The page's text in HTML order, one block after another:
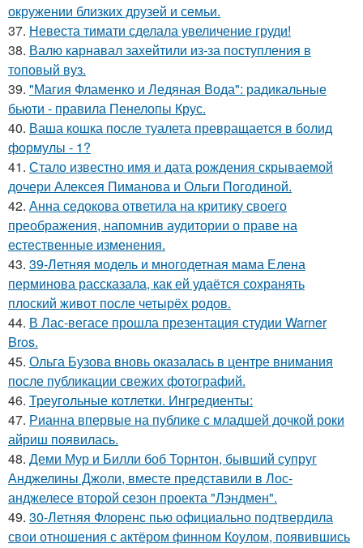
окружении близких друзей и семьи.
37. Невеста тимати сделала увеличение груди!
38. Валю карнавал захейтили из-за поступления в
топовый вуз.
39. "Магия Фламенко и Ледяная Вода": радикальные
бьюти - правила Пенелопы Крус.
40. Ваша кошка после туалета превращается в болид
формулы - 1?
41. Стало известно имя и дата рождения скрываемой
дочери Алексея Пиманова и Ольги Погодиной.
42. Анна седокова ответила на критику своего
преображения, напомнив аудитории о праве на
естественные изменения.
43. 39-Летняя модель и многодетная мама Елена
перминова рассказала, как ей удаётся сохранять
плоский живот после четырёх родов.
44. В Лас-вегасе прошла презентация студии Warner
Bros.
45. Ольга Бузова вновь оказалась в центре внимания
после публикации свежих фотографий.
46. Треугольные котлетки. Ингредиенты:
47. Рианна впервые на публике с младшей дочкой роки
айриш появилась.
48. Деми Мур и Билли боб Торнтон, бывший супруг
Анджелины Джоли, вместе представили в Лос-
анджелесе второй сезон проекта "Лэндмен".
49. 30-Летняя Флоренс пью официально подтвердила
свои отношения с актёром финном Коулом, появившись